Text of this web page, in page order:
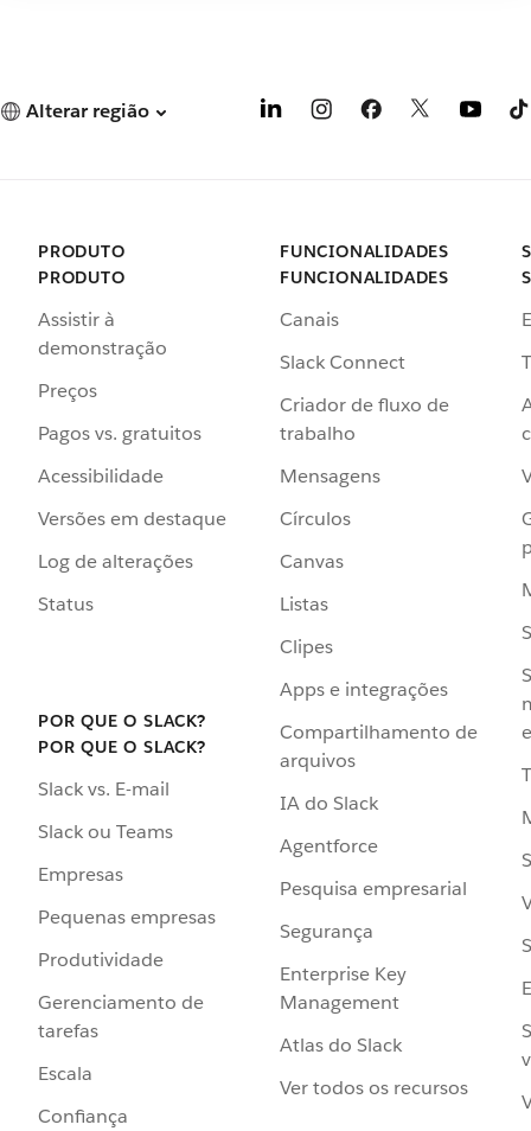
Alterar região
PRODUTO
PRODUTO
Assistir à
demonstração
Preços
Pagos vs. gratuitos
Acessibilidade
Versões em destaque
Log de alterações
Status
POR QUE O SLACK?
POR QUE O SLACK?
Slack vs. E-mail
Slack ou Teams
Empresas
Pequenas empresas
Produtividade
Gerenciamento de
tarefas
Escala
Confiança
FUNCIONALIDADES
FUNCIONALIDADES
Canais
Slack Connect
Criador de fluxo de
trabalho
Mensagens
Círculos
Canvas
Listas
Clipes
Apps e integrações
Compartilhamento de
arquivos
IA do Slack
Agentforce
Pesquisa empresarial
Segurança
Enterprise Key
Management
Atlas do Slack
Ver todos os recursos